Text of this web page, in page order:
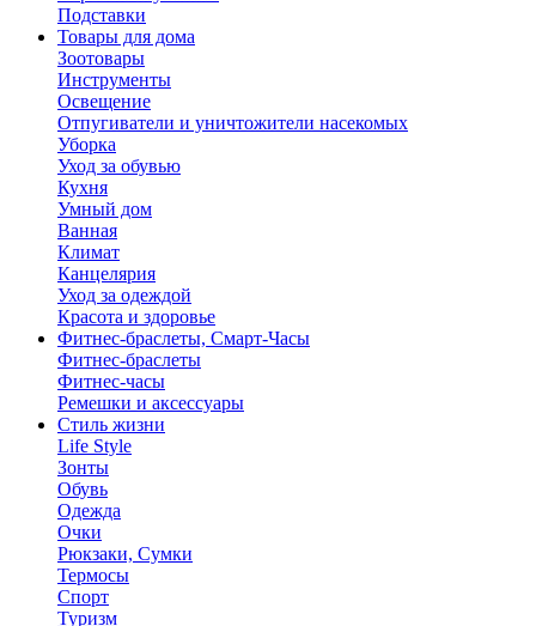
Подставки
Товары для дома
Зоотовары
Инструменты
Освещение
Отпугиватели и уничтожители насекомых
Уборка
Уход за обувью
Кухня
Умный дом
Ванная
Климат
Канцелярия
Уход за одеждой
Красота и здоровье
Фитнес-браслеты, Смарт-Часы
Фитнес-браслеты
Фитнес-часы
Ремешки и аксессуары
Стиль жизни
Life Style
Зонты
Обувь
Одежда
Очки
Рюкзаки, Сумки
Термосы
Спорт
Туризм